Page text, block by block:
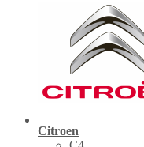
Citroen